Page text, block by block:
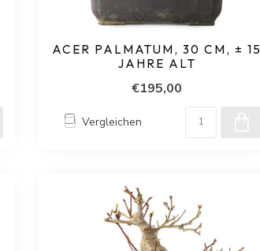
ACER PALMATUM, 30 CM, ± 15
JAHRE ALT
€195,00
Vergleichen